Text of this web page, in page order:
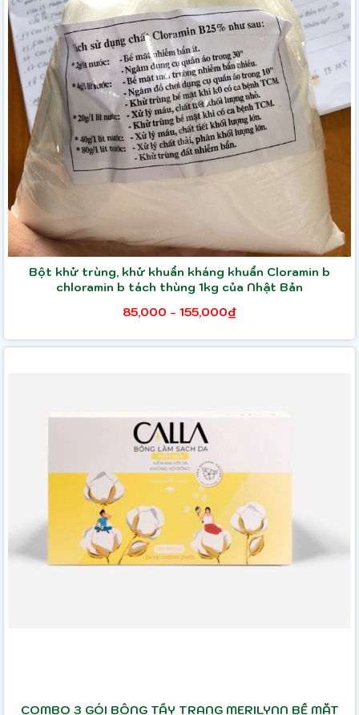
Bột khử trùng, khử khuẩn kháng khuẩn Cloramin b
chloramin b tách thùng 1kg của Nhật Bản
85,000 - 155,000₫
COMBO 3 GÓI BÔNG TẨY TRANG MERILYNN BỀ MẶT